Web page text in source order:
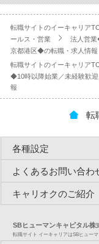
転職サイトのイーキャリア
ールス・営業
法人営業
京都港区◆の転職・求人情報
転職サイトのイーキャリア
◆10時以降始業／未経験歓
報
転
各種設定
よくあるお問い合わ
キャリオクのご紹介
SBヒューマンキャピタル株
転職サイト イーキャリアはSBヒュー